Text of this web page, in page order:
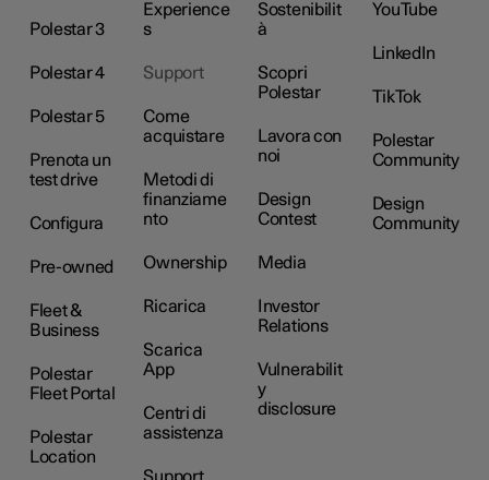
Polestar 3
Polestar 4
Polestar 5
Prenota un
test drive
Configura
Pre-owned
Fleet &
Business
Polestar
Fleet Portal
Polestar
Location
Experience
s
Support
Come
acquistare
Metodi di
finanziame
nto
Ownership
Ricarica
Scarica
App
Centri di
assistenza
Sostenibilit
à
Scopri
Polestar
Lavora con
noi
Design
Contest
Media
Investor
Relations
Vulnerabilit
y
disclosure
YouTube
LinkedIn
TikTok
Polestar
Community
Design
Community